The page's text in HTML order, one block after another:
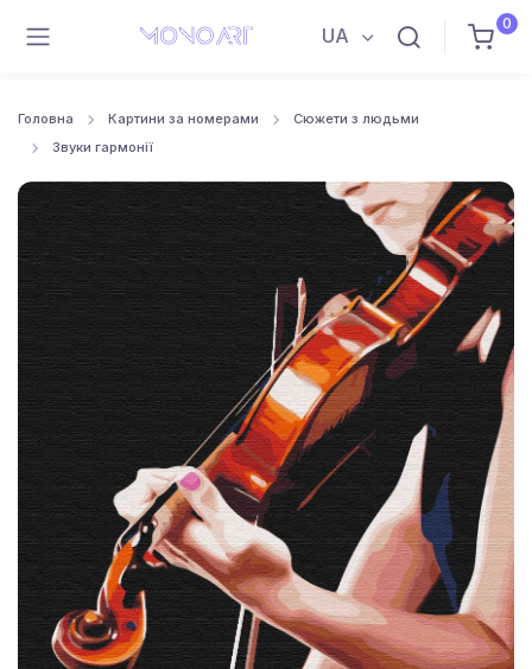
UA
0
Головна Картини за номерами
Сюжети з людьми
Звуки гармонії